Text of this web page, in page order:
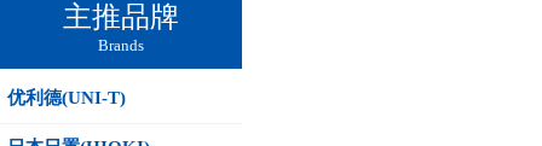
主推品牌
Brands
优利德(UNI-T)